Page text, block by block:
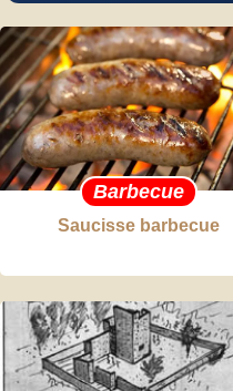
Barbecue
Saucisse barbecue